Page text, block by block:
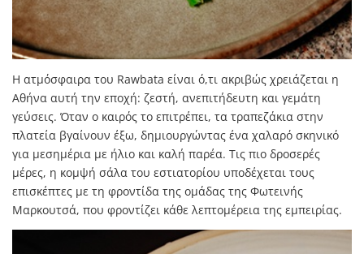
Η ατμόσφαιρα του Rawbata είναι ό,τι ακριβώς χρειάζεται η
Αθήνα αυτή την εποχή: ζεστή, ανεπιτήδευτη και γεμάτη
γεύσεις. Όταν ο καιρός το επιτρέπει, τα τραπεζάκια στην
πλατεία βγαίνουν έξω, δημιουργώντας ένα χαλαρό σκηνικό
για μεσημέρια με ήλιο και καλή παρέα. Τις πιο δροσερές
μέρες, η κομψή σάλα του εστιατορίου υποδέχεται τους
επισκέπτες με τη φροντίδα της ομάδας της Φωτεινής
Μαρκουτσά, που φροντίζει κάθε λεπτομέρεια της εμπειρίας.